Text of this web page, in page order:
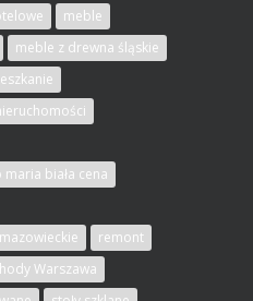
meble
meble z drewna śląskie
biała cena
remont
Warszawa